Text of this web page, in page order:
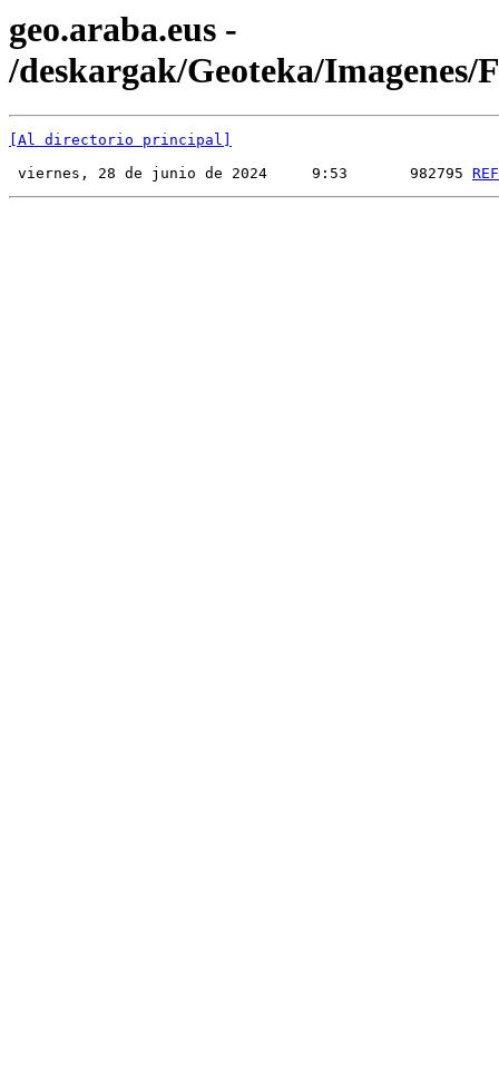
geo.araba.eus -
/deskargak/Geoteka/Imagenes/
[Al directorio principal]
viernes, 28 de junio de 2024     9:53       982795